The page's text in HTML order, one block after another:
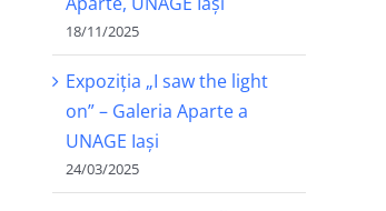
18/11/2025
Expoziția „I saw the light
on” – Galeria Aparte a
UNAGE Iași
24/03/2025